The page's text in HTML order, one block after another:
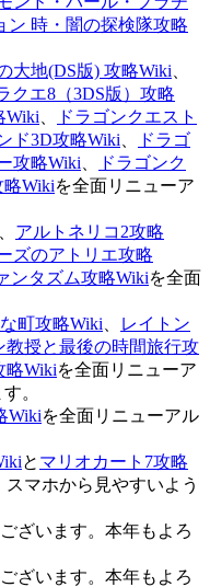
ン 時・闇の探検隊攻略
大地(DS版) 攻略Wiki
クエ8（3DS版）攻略
Wiki
ドラゴンクエスト
ド3D攻略Wiki
ドラゴ
攻略Wiki
ドラゴンク
Wikiを全面リニューア
アルトネリコ2攻略
ズのアトリエ攻略
ンタズム攻略Wikiを全面
町攻略Wiki
レイトン
教授と最後の時間旅行攻
略Wikiを全面リニューア
。
Wikiを全面リニューアル
と マリオカート7攻略
マホから見やすいよう
ざいます。本年もよろ
ざいます。本年もよろ